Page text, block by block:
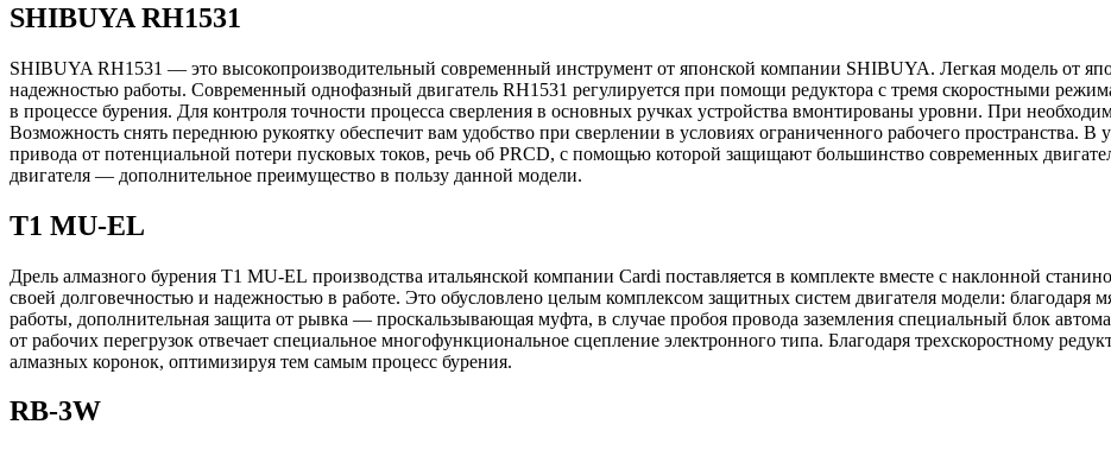
SHIBUYA RH1531
SHIBUYA RH1531 — это высокопроизводительный современный инструмент от японской компании SHIBUYA. Легкая модель от
надежностью работы. Современный однофазный двигатель RH1531 регулируется при помощи редуктора с тремя скоростными
в процессе бурения. Для контроля точности процесса сверления в основных ручках устройства вмонтированы уровни. При
Возможность снять переднюю рукоятку обеспечит вам удобство при сверлении в условиях ограниченного рабочего пространства. В
привода от потенциальной потери пусковых токов, речь об PRCD, с помощью которой защищают большинство современных
двигателя — дополнительное преимущество в пользу данной модели.
T1 MU-EL
Дрель алмазного бурения T1 MU-EL производства итальянской компании Cardi поставляется в комплекте вместе с наклонной
своей долговечностью и надежностью в работе. Это обусловлено целым комплексом защитных систем двигателя модели: благодаря
работы, дополнительная защита от рывка — проскальзывающая муфта, в случае пробоя провода заземления специальный блок
от рабочих перегрузок отвечает специальное многофункциональное сцепление электронного типа. Благодаря трехскоростному
алмазных коронок, оптимизируя тем самым процесс бурения.
RB-3W